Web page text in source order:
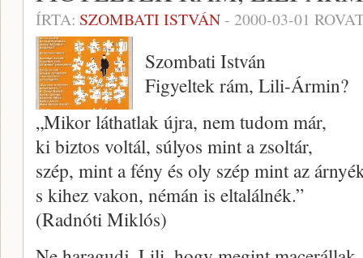
ÍRTA: SZOMBATI ISTVÁN- 2000-03-01
Szombati István
Figyeltek rám, Lili-Ármin?
„Mikor láthatlak újra, nem tudom már,
ki biztos voltál, súlyos mint a zsoltár,
szép, mint a fény és oly szép mint az
s kihez vakon, némán is eltalálnék.”
(Radnóti Miklós)